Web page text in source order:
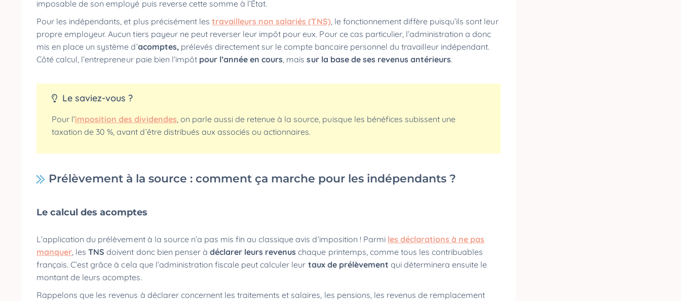
imposable de son employé puis reverse cette somme à l’État.
Pour les indépendants, et plus précisément les travailleurs non salariés (TNS), le fonctionnement diffère puisqu’ils sont leur
propre employeur. Aucun tiers payeur ne peut reverser leur impôt pour eux. Pour ce cas particulier, l’administration a donc
mis en place un système d’acomptes, prélevés directement sur le compte bancaire personnel du travailleur indépendant.
Côté calcul, l’entrepreneur paie bien l’impôt pour l’année en cours, maissur la base de ses revenus antérieurs.
Le saviez-vous ?
Pour l’imposition des dividendes, on parle aussi de retenue à la source, puisque les bénéfices subissent une
taxation de 30 %, avant d’être distribués aux associés ou actionnaires.
Prélèvement à la source : comment ça marche pour les indépendants ?
Le calcul des acomptes
L’application du prélèvement à la source n’a pas mis fin au classique avis d’imposition ! Parmi les déclarations à ne pas
manquer, lesTNSdoivent donc bien penser à déclarer leurs revenus chaque printemps, comme tous les contribuables
français. C’est grâce à cela que l’administration fiscale peut calculer leur taux de prélèvement qui déterminera ensuite le
montant de leurs acomptes.
Rappelons que les revenus à déclarer concernent les traitements et salaires, les pensions, les revenus de remplacement